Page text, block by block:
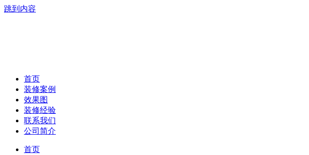
跳到内容
首页
装修案例
效果图
装修经验
联系我们
公司简介
首页